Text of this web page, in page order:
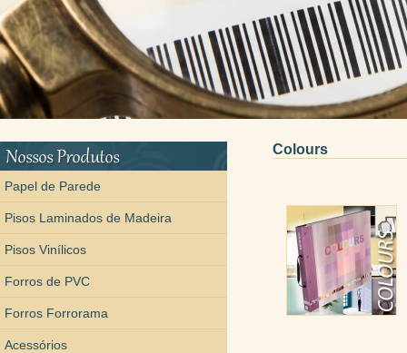
Papel de Parede
Pisos Laminados de Madeira
Pisos Vinílicos
Forros de PVC
Forros Forrorama
Acessórios
Colours